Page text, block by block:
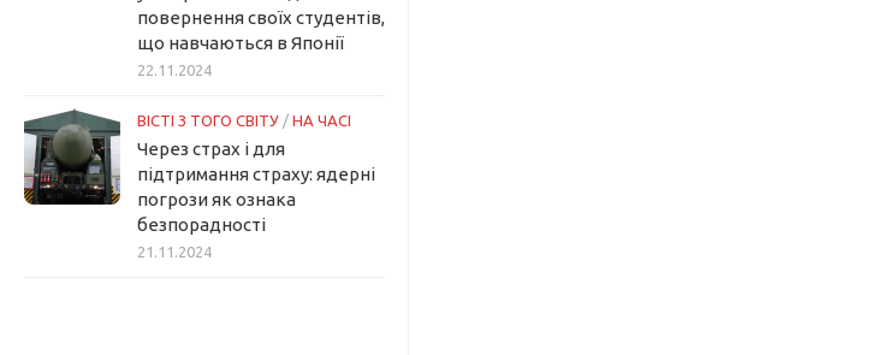
повернення своїх студентів,
що навчаються в Японії
22.11.2024
ВІСТІ З ТОГО СВІТУ / НА ЧАСІ
Через страх і для
підтримання страху: ядерні
погрози як ознака
безпорадності
21.11.2024